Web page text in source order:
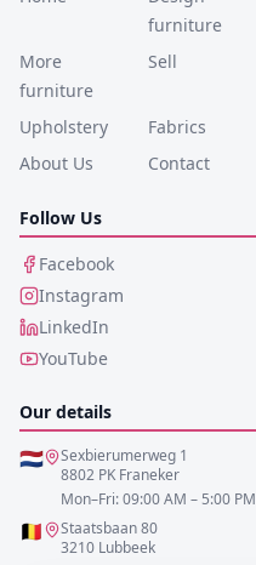
furniture
More
furniture
Sell
Upholstery
Fabrics
About Us
Contact
Follow Us
Facebook
Instagram
LinkedIn
YouTube
Our details
🇳🇱
Sexbierumerweg 1
8802 PK Franeker
Mon–Fri: 09:00 AM – 5:00 PM
🇧🇪
Staatsbaan 80
3210 Lubbeek